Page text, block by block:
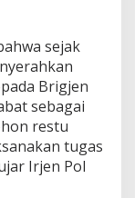
sejak
Brigjen
sebagai
restu
tugas
Irjen Pol